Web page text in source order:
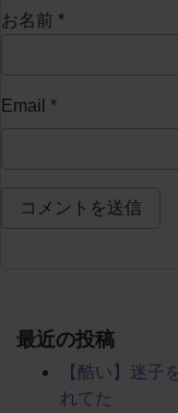
お名前 *
Email *
最近の投稿
【酷い】迷子
れてた